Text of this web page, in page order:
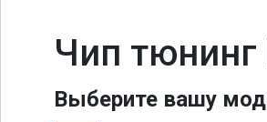
Чип тюнинг
Выберите вашу